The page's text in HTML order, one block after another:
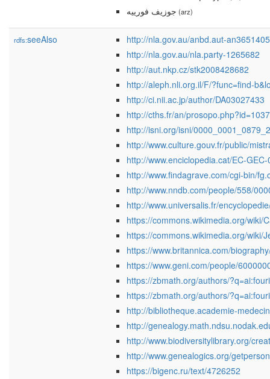
جوزيف فورييه (arz)
rdfs:seeAlso
http://nla.gov.au/anbd.aut-
http://nla.gov.au/nla.party-1265682
http://aut.nkp.cz/stk2008428682
http://aleph.nli.org.il/F/?func=find-
http://ci.nii.ac.jp/author/DA03027433
http://cths.fr/an/
http://isni.org/isni/
http://www.culture.gouv.fr/public/
http://www.enciclopedia.cat/EC-
http://www.findagrave.com/cgi-bin/
http://www.nndb.com/people/558/
http://www.universalis.fr/
https://commons.wikimedia.org/wiki/
https://commons.wikimedia.org/wiki/
https://www.britannica.com/
https://www.geni.com/people/
https://zbmath.org/authors/
https://zbmath.org/authors/
http://bibliotheque.academie-
http://
http://www.biodiversitylibrary.org/
http://www.genealogics.org/
https://bigenc.ru/text/4726252